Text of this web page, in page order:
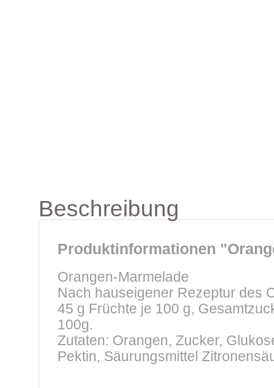
Beschreibung
Produktinformationen
Orangen-Marmelade
Nach hauseigener Rezeptur des
45 g Früchte je 100 g,
100g.
Zutaten: Orangen, Zucker,
Pektin, Säurungsmittel